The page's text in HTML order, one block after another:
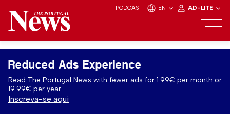
PODCAST EN AD-LITE
Reduced Ads Experience
Read The Portugal News with fewer ads for 1.99€ per month or
19.99€ per year.
Inscreva-se aqui